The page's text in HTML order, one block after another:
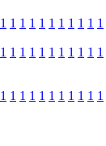
1 1 1 1 1 1 1 1 1 1 1
1 1 1 1 1 1 1 1 1 1 1
1 1 1 1 1 1 1 1 1 1 1